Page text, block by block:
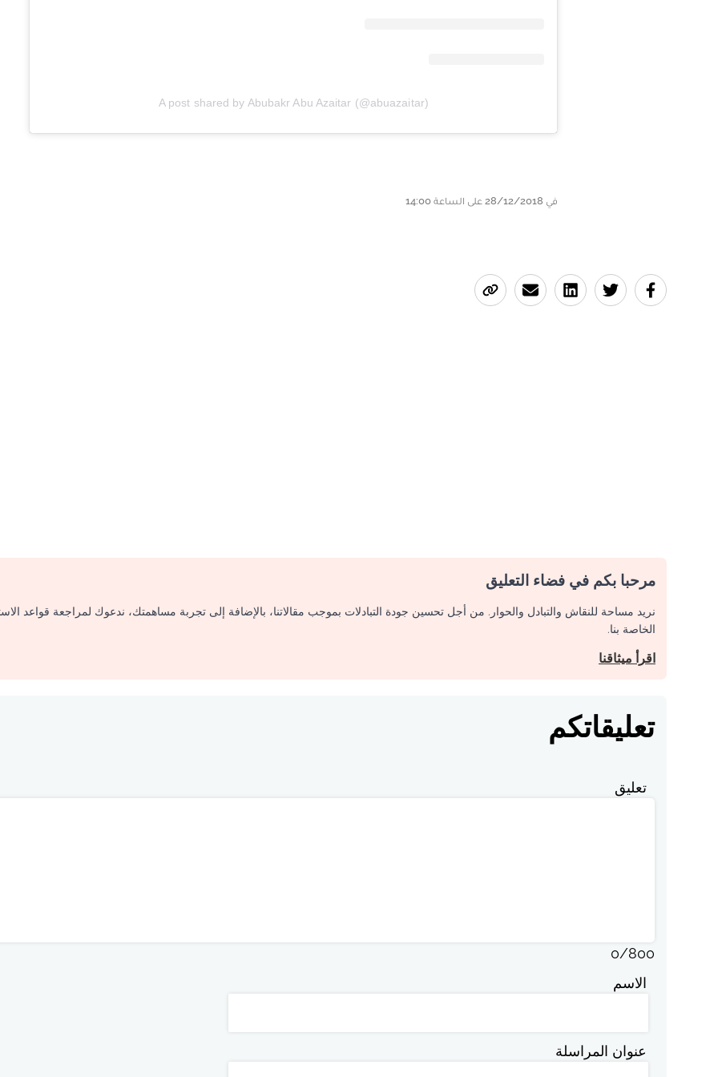
A post shared by Abubakr Abu Azaitar (@abuazaitar)
في 28/12/2018 على الساعة 14:00
مرحبا بكم في فضاء التعليق
نريد مساحة للنقاش والتبادل والحوار. من أجل تحسين جودة التبادلات بموجب مقالاتنا، بالإضافة إلى تجربة مساهمتك، ندعوك لمراجعة قواعد
الخاصة بنا.
اقرأ ميثاقنا
تعليقاتكم
تعليق
0/800
الاسم
عنوان المراسلة